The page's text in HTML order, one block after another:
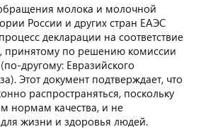
молока и молочной
России и других стран ЕАЭС
декларации на соответствие
принятому по решению комиссии
другому: Евразийского
Этот документ подтверждает, что
распространяться, поскольку
нормам качества, и не
для жизни и здоровья людей.